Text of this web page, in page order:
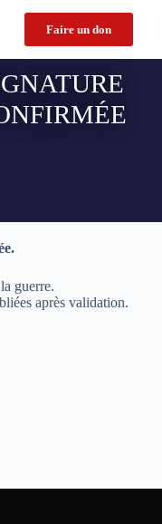
Faire un don
guerre.
après validation.